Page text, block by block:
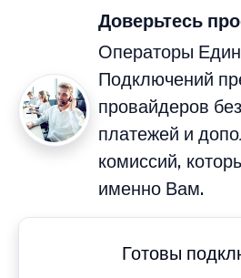
Доверьтесь
Операторы
Подключений
провайдеров
платежей и
комиссий,
именно Вам.
Готовы